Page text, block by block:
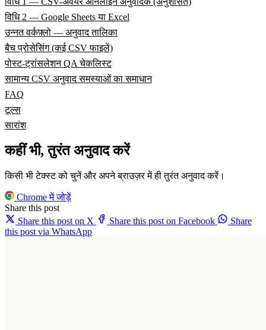
विधि 2 — Google Sheets या Excel
उन्नत वर्कफ़्लो — अनुवाद तालिका
बैच प्रोसेसिंग (कई CSV फाइलें)
पोस्ट-ट्रांसलेशन QA चेकलिस्ट
सामान्य CSV अनुवाद समस्याओं का समाधान
FAQ
टूल्स
सारांश
कहीं भी, तुरंत अनुवाद करें
किसी भी टेक्स्ट को चुनें और अपने ब्राउज़र में ही तुरंत अनुवाद करें।
Chrome में जोड़ें
Share this post
Share this post on X
Share this post on Facebook
Share
this post via WhatsApp